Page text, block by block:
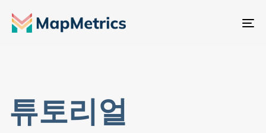
내
튜토리얼